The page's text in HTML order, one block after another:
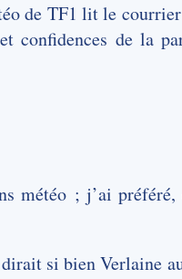
de TF1 lit le
confidences de la
météo ; j’ai préféré,
si bien Verlaine